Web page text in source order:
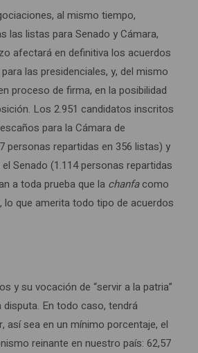
al mismo tiempo,
las listas para Senado y Cámara,
afectará en definitiva los acuerdos
las presidenciales, y, del mismo
proceso de firma, en la posibilidad
Los 2.951 candidatos inscritos
para la Cámara de
personas repartidas en 356 listas) y
Senado (1.114 personas repartidas
a toda prueba que la chanfacomo
lo que amerita todo tipo de acuerdos
y su vocación de “servir a la patria”
En todo caso, tendrá
así sea en un mínimo porcentaje, el
reinante en nuestro país: 62,57